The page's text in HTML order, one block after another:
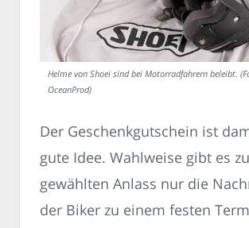
Helme von Shoei sind bei Motorradfahrern beleibt.
OceanProd)
Der Geschenkgutschein ist
gute Idee. Wahlweise gibt es
gewählten Anlass nur die
der Biker zu einem festen